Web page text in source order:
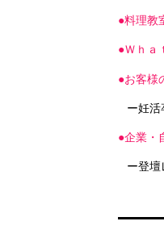
●料理教
●Ｗｈａ
●お客様
ー妊活
●企業・
ー登壇